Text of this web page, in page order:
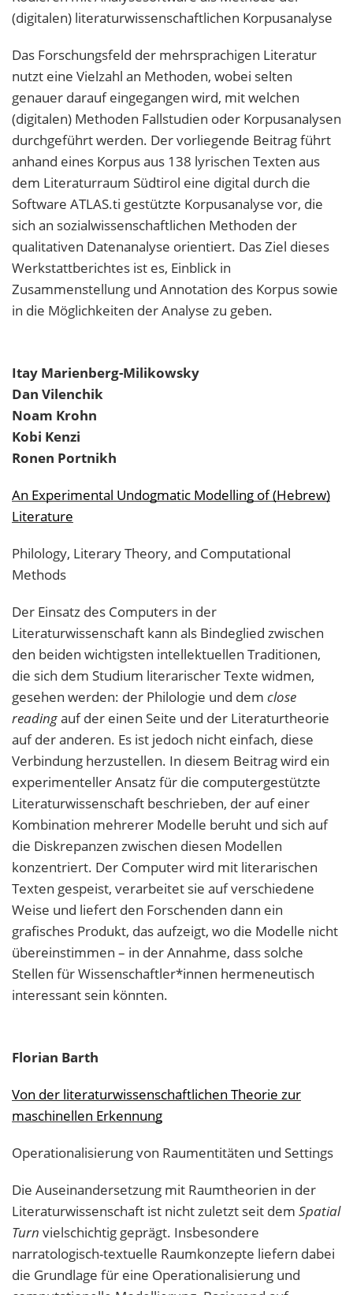
(digitalen) literaturwissenschaftlichen Korpusanalyse
Das Forschungsfeld der mehrsprachigen Literatur
nutzt eine Vielzahl an Methoden, wobei selten
genauer darauf eingegangen wird, mit welchen
(digitalen) Methoden Fallstudien oder Korpusanalysen
durchgeführt werden. Der vorliegende Beitrag führt
anhand eines Korpus aus 138 lyrischen Texten aus
dem Literaturraum Südtirol eine digital durch die
Software ATLAS.ti gestützte Korpusanalyse vor, die
sich an sozialwissenschaftlichen Methoden der
qualitativen Datenanalyse orientiert. Das Ziel dieses
Werkstattberichtes ist es, Einblick in
Zusammenstellung und Annotation des Korpus sowie
in die Möglichkeiten der Analyse zu geben.
Itay Marienberg-Milikowsky
Dan Vilenchik
Noam Krohn
Kobi Kenzi
Ronen Portnikh
An Experimental Undogmatic Modelling of (Hebrew)
Literature
Philology, Literary Theory, and Computational
Methods
Der Einsatz des Computers in der
Literaturwissenschaft kann als Bindeglied zwischen
den beiden wichtigsten intellektuellen Traditionen,
die sich dem Studium literarischer Texte widmen,
gesehen werden: der Philologie und dem close
readingauf der einen Seite und der Literaturtheorie
auf der anderen. Es ist jedoch nicht einfach, diese
Verbindung herzustellen. In diesem Beitrag wird ein
experimenteller Ansatz für die computergestützte
Literaturwissenschaft beschrieben, der auf einer
Kombination mehrerer Modelle beruht und sich auf
die Diskrepanzen zwischen diesen Modellen
konzentriert. Der Computer wird mit literarischen
Texten gespeist, verarbeitet sie auf verschiedene
Weise und liefert den Forschenden dann ein
grafisches Produkt, das aufzeigt, wo die Modelle nicht
übereinstimmen – in der Annahme, dass solche
Stellen für Wissenschaftler*innen hermeneutisch
interessant sein könnten.
Florian Barth
Von der literaturwissenschaftlichen Theorie zur
maschinellen Erkennung
Operationalisierung von Raumentitäten und Settings
Die Auseinandersetzung mit Raumtheorien in der
Literaturwissenschaft ist nicht zuletzt seit dem Spatial
Turn vielschichtig geprägt. Insbesondere
narratologisch-textuelle Raumkonzepte liefern dabei
die Grundlage für eine Operationalisierung und